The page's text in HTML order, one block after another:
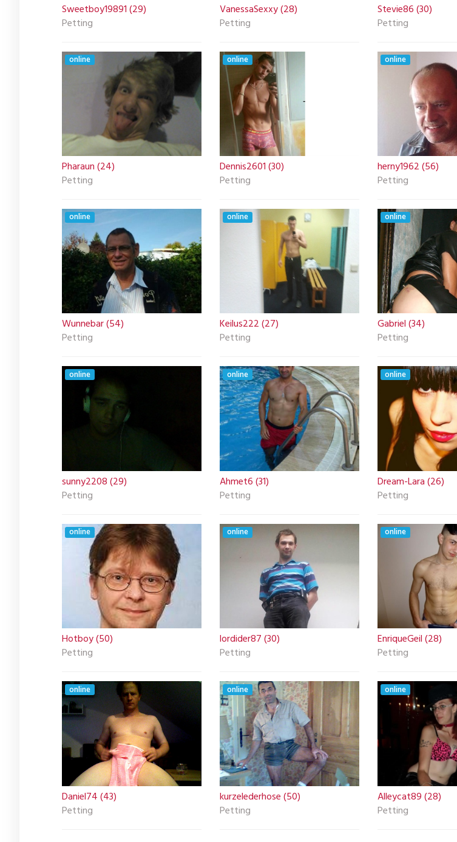
Sweetboy19891 (29)
Petting
VanessaSexxy (28)
Petting
Stevie86 (30)
Petting
online
Pharaun (24)
Petting
online
Dennis2601 (30)
Petting
online
herny1962 (56)
Petting
online
Wunnebar (54)
Petting
online
Keilus222 (27)
Petting
online
Gabriel (34)
Petting
online
sunny2208 (29)
Petting
online
Ahmet6 (31)
Petting
online
Dream-Lara (26)
Petting
online
Hotboy (50)
Petting
online
lordider87 (30)
Petting
online
EnriqueGeil (28)
Petting
online
Daniel74 (43)
Petting
online
kurzelederhose (50)
Petting
online
Alleycat89 (28)
Petting